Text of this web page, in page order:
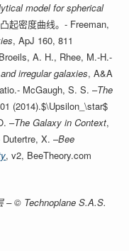
model for spherical
起密度曲线。- Freeman,
, ApJ 160, 811
A. H., Rhee, M.-H.-
irregular galaxies, A&A
McGaugh, S. S. –The
(2014).$\Upsilon_\star$
–The Galaxy in Context,
Dutertre, X. –Bee
, v2, BeeTheory.com
– © Technoplane S.A.S.